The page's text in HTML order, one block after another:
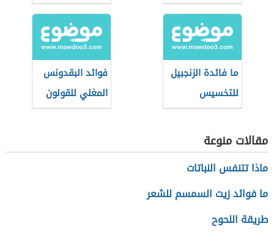
ما فائدة الزنجبيل
للتخسيس
فوائد البقدونس
المغلي للقولون
مقالات منوعة
ماذا تتنفس النباتات
ما فوائد زيت السمسم للشعر
طريقة اللحوح